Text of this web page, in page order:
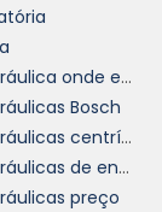
escala de
no
Bombas hidráulica onde encontrar
Bosch
Bombas hidráulicas centrífugas
Bombas hidráulicas de engrenagens comprar
preço